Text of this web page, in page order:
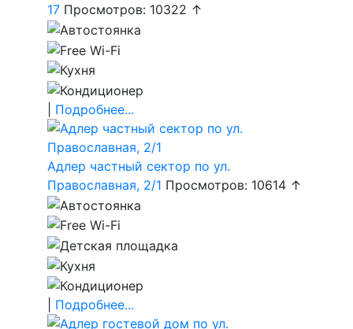
17 Просмотров: 10322 ↑
Подробнее...
Адлер частный сектор по ул.
Православная, 2/1 Просмотров: 10614 ↑
Подробнее...